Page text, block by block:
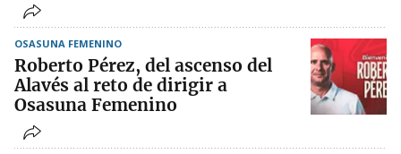
OSASUNA FEMENINO
Roberto Pérez, del ascenso del
Alavés al reto de dirigir a
Osasuna Femenino